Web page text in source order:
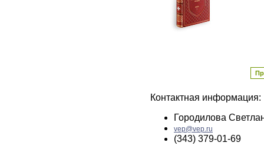
Контактная информация:
Городилова
vep@vep.ru
(343) 379-01-69